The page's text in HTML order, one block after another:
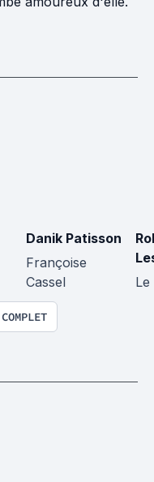
Danik Patisson
Françoise
Cassel
Le